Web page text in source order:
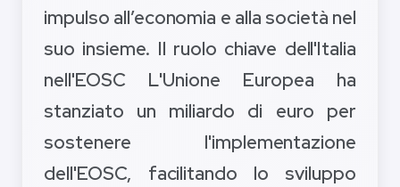
impulso all’economia e alla società nel
suo insieme. Il ruolo chiave dell'Italia
nell'EOSC L'Unione Europea ha
stanziato un miliardo di euro per
sostenere l'implementazione
dell'EOSC, facilitando lo sviluppo